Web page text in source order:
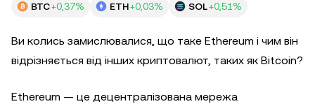
BTC+0,37% ETH+0,03% SOL+0,51%
Ви колись замислювалися, що таке Ethereum і чим він
відрізняється від інших криптовалют, таких як Bitcoin?
Ethereum — це децентралізована мережа